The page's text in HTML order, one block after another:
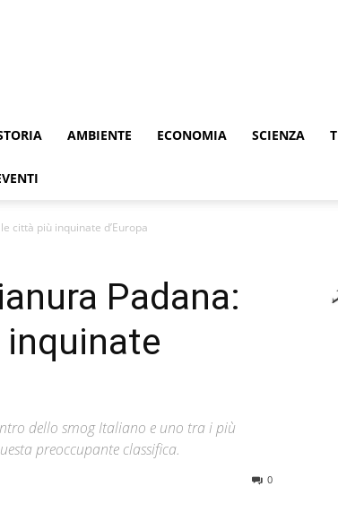
AMBIENTE ECONOMIA SCIENZA
città più inquinate d’Europa
Padana:
dello smog Italiano e uno tra i più
preoccupante classifica.
0